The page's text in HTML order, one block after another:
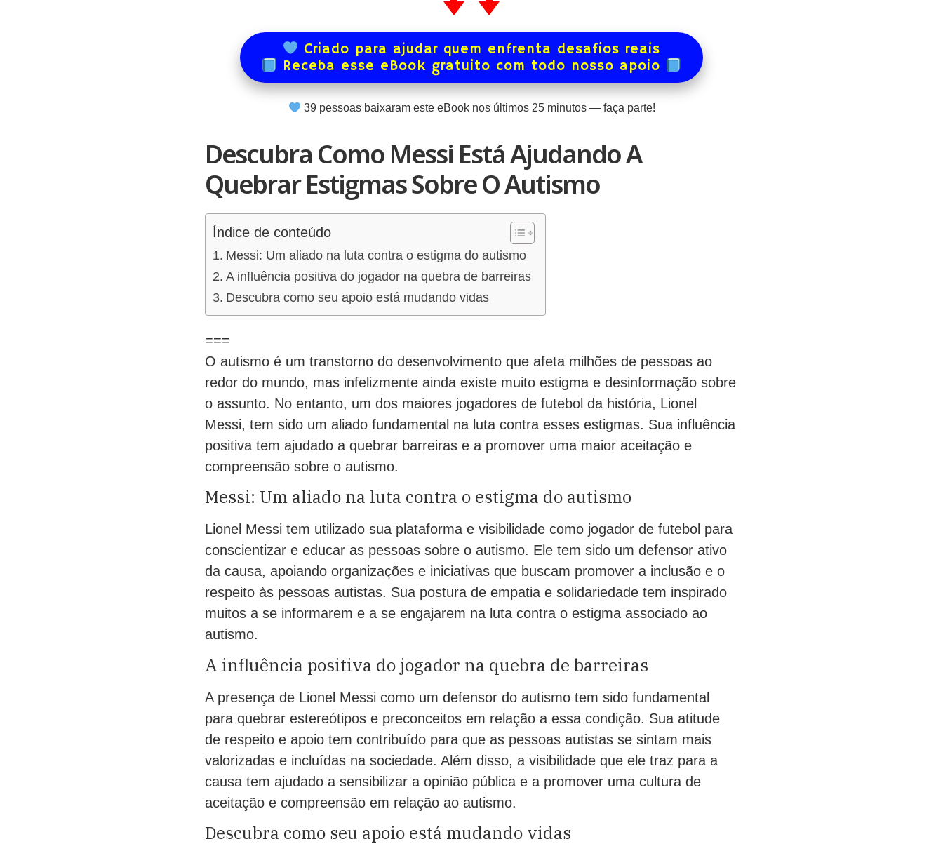
Criado para ajudar quem enfrenta desafios reais
Receba esse eBook gratuito com todo nosso apoio
39pessoas baixaram este eBook nos últimos 25minutos — faça parte!
Descubra Como Messi Está Ajudando A
Quebrar Estigmas Sobre O Autismo
Índice de conteúdo
Messi: Um aliado na luta contra o estigma do autismo
A influência positiva do jogador na quebra de barreiras
Descubra como seu apoio está mudando vidas
===
O autismo é um transtorno do desenvolvimento que afeta milhões de pessoas ao
redor do mundo, mas infelizmente ainda existe muito estigma e desinformação sobre
o assunto. No entanto, um dos maiores jogadores de futebol da história, Lionel
Messi, tem sido um aliado fundamental na luta contra esses estigmas. Sua influência
positiva tem ajudado a quebrar barreiras e a promover uma maior aceitação e
compreensão sobre o autismo.
Messi: Um aliado na luta contra o estigma do autismo
Lionel Messi tem utilizado sua plataforma e visibilidade como jogador de futebol para
conscientizar e educar as pessoas sobre o autismo. Ele tem sido um defensor ativo
da causa, apoiando organizações e iniciativas que buscam promover a inclusão e o
respeito às pessoas autistas. Sua postura de empatia e solidariedade tem inspirado
muitos a se informarem e a se engajarem na luta contra o estigma associado ao
autismo.
A influência positiva do jogador na quebra de barreiras
A presença de Lionel Messi como um defensor do autismo tem sido fundamental
para quebrar estereótipos e preconceitos em relação a essa condição. Sua atitude
de respeito e apoio tem contribuído para que as pessoas autistas se sintam mais
valorizadas e incluídas na sociedade. Além disso, a visibilidade que ele traz para a
causa tem ajudado a sensibilizar a opinião pública e a promover uma cultura de
aceitação e compreensão em relação ao autismo.
Descubra como seu apoio está mudando vidas